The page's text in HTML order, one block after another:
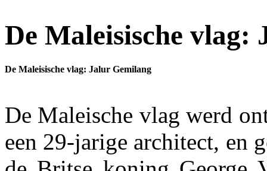
De Maleisische vlag:
De Maleisische vlag: Jalur Gemilang
De Maleische vlag werd
een 29-jarige architect, en